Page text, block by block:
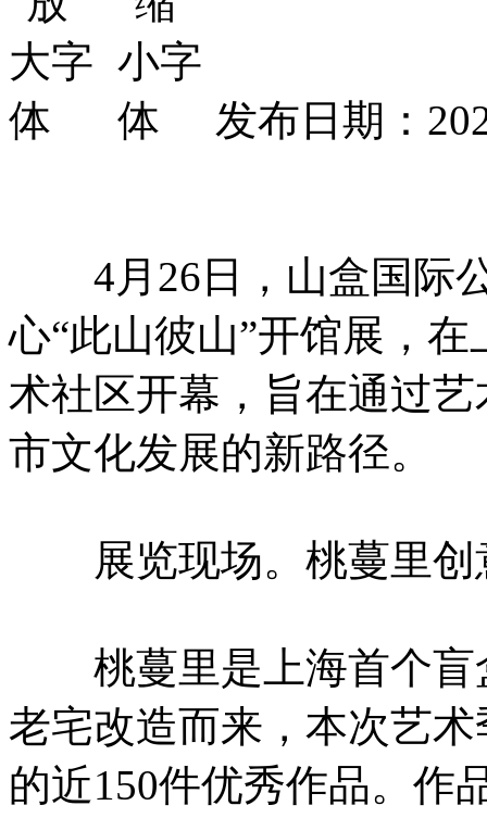
发布日期：
4月26日，山盒国际公
心“此山彼山”开馆展，
术社区开幕，旨在通过
市文化发展的新路径。
展览现场。桃蔓里创
桃蔓里是上海首个盲
老宅改造而来，本次艺
的近150件优秀作品。作